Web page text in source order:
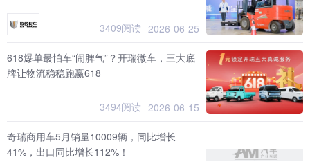
3409阅读 2026-06-25
618爆单最怕车“闹脾气”？开瑞微车，三大底
牌让物流稳稳跑赢618
3494阅读 2026-06-15
奇瑞商用车5月销量10009辆，同比增长
41%，出口同比增长112%！